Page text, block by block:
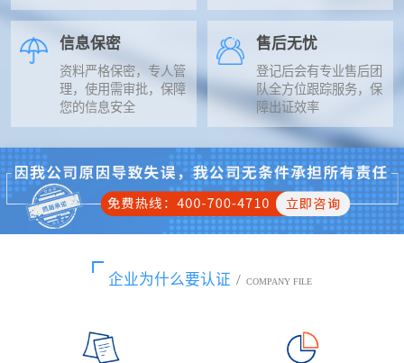
信息保密
资料严格保密，专人管
理，使用需审批，保障
您的信息安全
售后无忧
登记后会有专业售后团
队全方位跟踪服务，保
障出证效率
企业为什么要认证 / COMPANY FILE